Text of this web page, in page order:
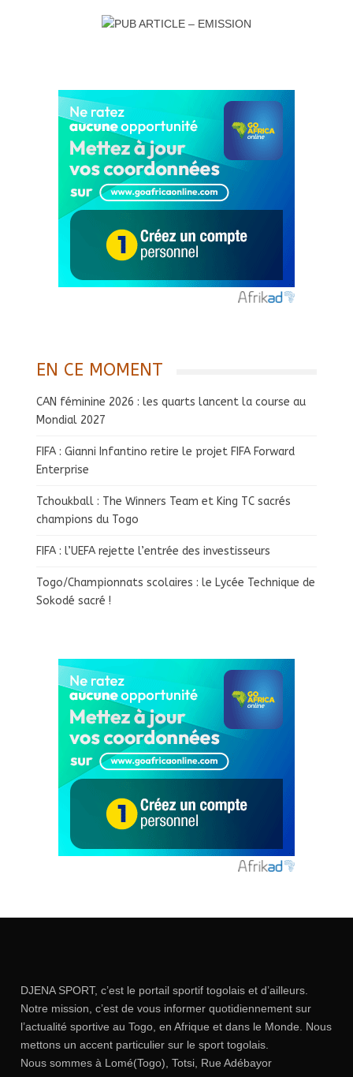
EN CE MOMENT
CAN féminine 2026 : les quarts lancent la course au
Mondial 2027
FIFA : Gianni Infantino retire le projet FIFA Forward
Enterprise
Tchoukball : The Winners Team et King TC sacrés
champions du Togo
FIFA : l’UEFA rejette l’entrée des investisseurs
Togo/Championnats scolaires : le Lycée Technique de
Sokodé sacré !
DJENA SPORT, c’est le portail sportif togolais et d’ailleurs.
Notre mission, c’est de vous informer quotidiennement sur
l’actualité sportive au Togo, en Afrique et dans le Monde. Nous
mettons un accent particulier sur le sport togolais.
Nous sommes à Lomé(Togo), Totsi, Rue Adébayor